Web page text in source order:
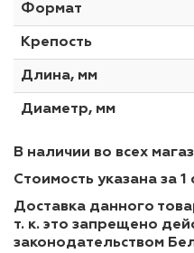
Формат
Крепость
Длина, мм
Диаметр, мм
В наличии во всех
Стоимость указана за 1
Доставка данного
т. к. это запрещено
законодательством